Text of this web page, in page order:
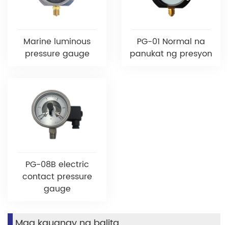
Marine luminous
pressure gauge
PG-01 Normal na
panukat ng presyon
PG-08B electric
contact pressure
gauge